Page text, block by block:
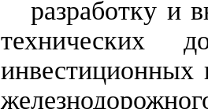
разработку и
технических
инвестиционных